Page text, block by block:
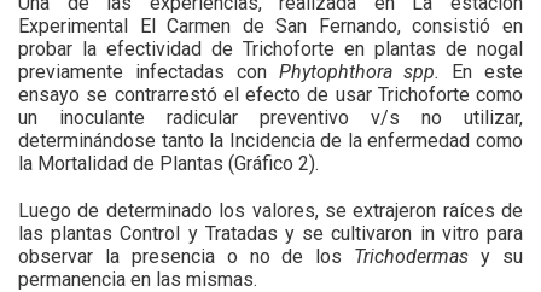
Experimental El Carmen de San Fernando, consistió en
probar la efectividad de Trichoforte en plantas de nogal
previamente infectadas con Phytophthora spp.
En este
ensayo se contrarrestó el efecto de usar Trichoforte como
un inoculante radicular preventivo v/s no utilizar,
determinándose tanto la Incidencia de la enfermedad como
la Mortalidad de Plantas (Gráfico 2).
Luego de determinado los valores, se extrajeron raíces de
las plantas Control y Tratadas y se cultivaron in vitro para
observar la presencia o no de los Trichodermas y su
permanencia en las mismas.